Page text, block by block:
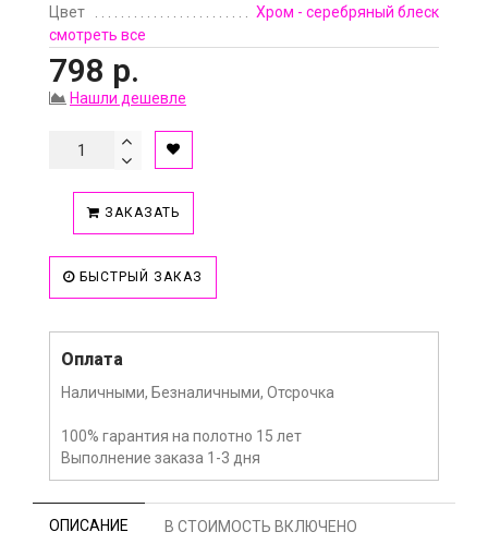
Цвет
Хром - серебряный блеск
смотреть все
798 р.
Нашли дешевле
ЗАКАЗАТЬ
БЫСТРЫЙ ЗАКАЗ
Оплата
Наличными, Безналичными, Отсрочка
100% гарантия на полотно 15 лет
Выполнение заказа 1-3 дня
ОПИСАНИЕ В СТОИМОСТЬ ВКЛЮЧЕНО